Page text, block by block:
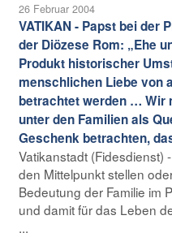
26 Februar 2004
VATIKAN - Papst bei der
der Diözese Rom: „Ehe
Produkt historischer
menschlichen Liebe von
betrachtet werden … Wir
unter den Familien als
Geschenk betrachten,
Vatikanstadt (Fidesdienst)
den Mittelpunkt stellen
Bedeutung der Familie im
und damit für das Leben
...